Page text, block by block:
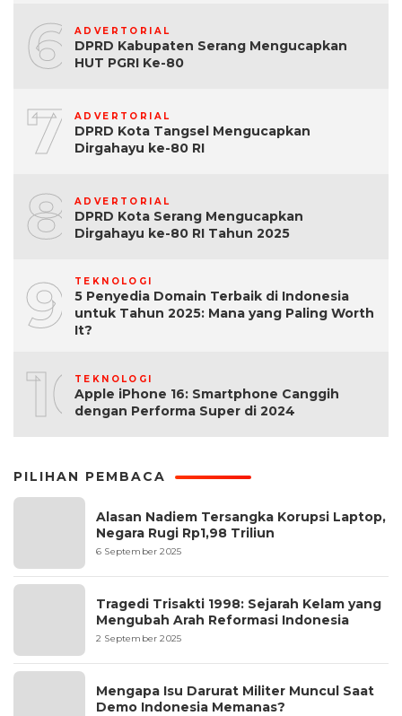
6 ADVERTORIAL
DPRD Kabupaten Serang Mengucapkan
HUT PGRI Ke-80
7 ADVERTORIAL
DPRD Kota Tangsel Mengucapkan
Dirgahayu ke-80 RI
8 ADVERTORIAL
DPRD Kota Serang Mengucapkan
Dirgahayu ke-80 RI Tahun 2025
9 TEKNOLOGI
5 Penyedia Domain Terbaik di Indonesia
untuk Tahun 2025: Mana yang Paling Worth
It?
10TEKNOLOGI
Apple iPhone 16: Smartphone Canggih
dengan Performa Super di 2024
PILIHAN PEMBACA
Alasan Nadiem Tersangka Korupsi Laptop,
Negara Rugi Rp1,98 Triliun
6 September 2025
Tragedi Trisakti 1998: Sejarah Kelam yang
Mengubah Arah Reformasi Indonesia
2 September 2025
Mengapa Isu Darurat Militer Muncul Saat
Demo Indonesia Memanas?